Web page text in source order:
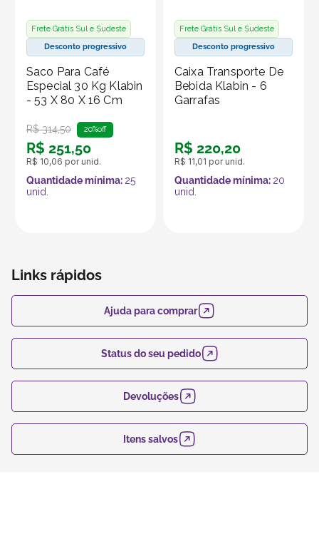
Um Seller Klabin é um parceiro que vende seus
produtos no marketplace Klabin ForYou, aproveitando o
alcance e os recursos da plataforma, que é
especializada em embalagens e produtos em papel.
Frete Grátis Sul e Sudeste
Desconto progressivo
Saco Para Café
Especial 30 Kg Klabin
- 53 X 80 X 16 Cm
R$ 314,50 20%off
R$ 251,50
R$ 10,06 por unid.
Quantidade mínima: 25
unid.
Frete Grátis Sul e Sudeste
Desconto progressivo
Caixa Transporte De
Bebida Klabin - 6
Garrafas
R$ 220,20
R$ 11,01 por unid.
Quantidade mínima: 20
unid.
Links rápidos
Ajuda para comprar
Status do seu pedido
Devoluções
Itens salvos